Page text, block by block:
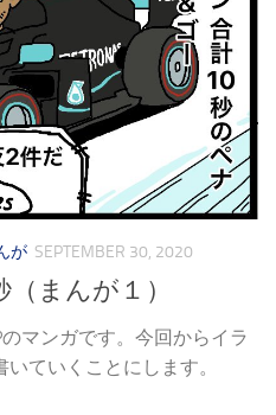
が SEPTEMBER 30, 2020
（まんが１）
マンガです。今回からイラ
いていくことにします。